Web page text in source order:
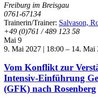
Freiburg im Breisgau
0761-67134
Trainerin/Trainer: Salvason,
+49 (0)761 / 489 123 58
Mai 9
9. Mai 2027 | 18:00 – 14. Mai
Vom Konflikt zur
Intensiv-Einführung
(GFK) nach Rosenberg